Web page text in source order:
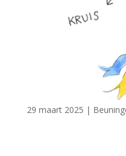
29 maart 2025 |